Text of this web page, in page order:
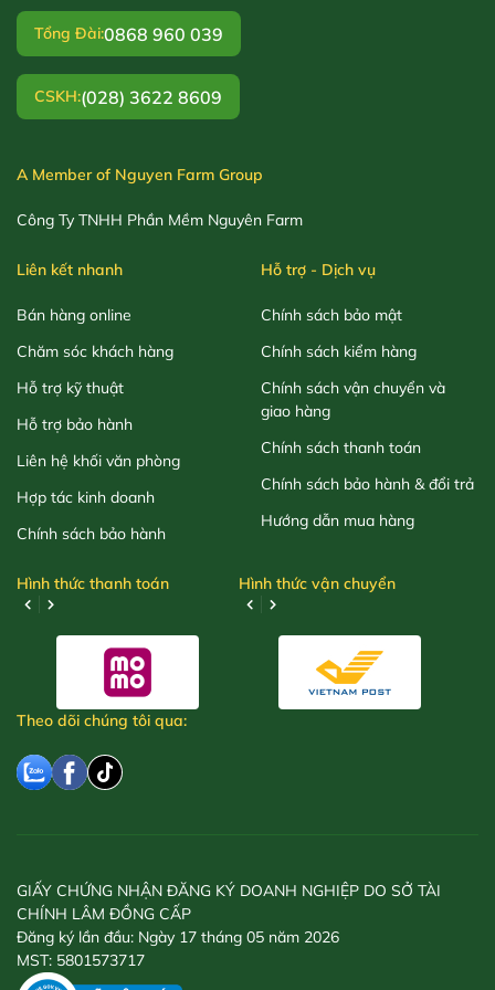
Tổng Đài:0868 960 039
CSKH:(028) 3622 8609
A Member of Nguyen Farm Group
Công Ty TNHH Phần Mềm Nguyên Farm
Liên kết nhanh
Bán hàng online
Chăm sóc khách hàng
Hỗ trợ kỹ thuật
Hỗ trợ bảo hành
Liên hệ khối văn phòng
Hợp tác kinh doanh
Chính sách bảo hành
Hỗ trợ - Dịch vụ
Chính sách bảo mật
Chính sách kiểm hàng
Chính sách vận chuyển và
giao hàng
Chính sách thanh toán
Chính sách bảo hành & đổi trả
Hướng dẫn mua hàng
Hình thức thanh toán Hình thức vận chuyển
Theo dõi chúng tôi qua:
GIẤY CHỨNG NHẬN ĐĂNG KÝ DOANH NGHIỆP DO SỞ TÀI
CHÍNH LÂM ĐỒNG CẤP
Đăng ký lần đầu: Ngày 17 tháng 05 năm 2026
MST: 5801573717